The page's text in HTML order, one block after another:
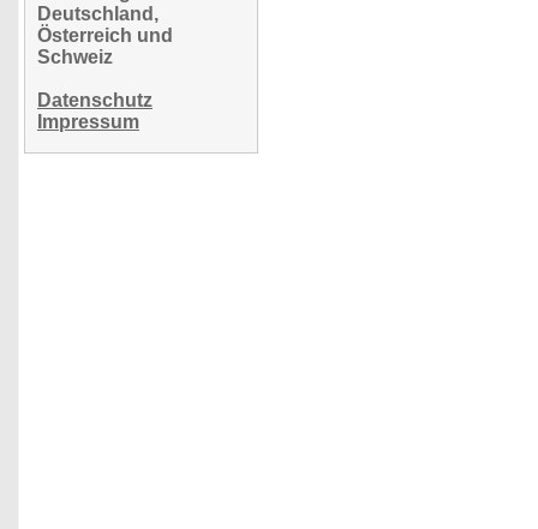
Deutschland,
Österreich und
Schweiz
Datenschutz
Impressum